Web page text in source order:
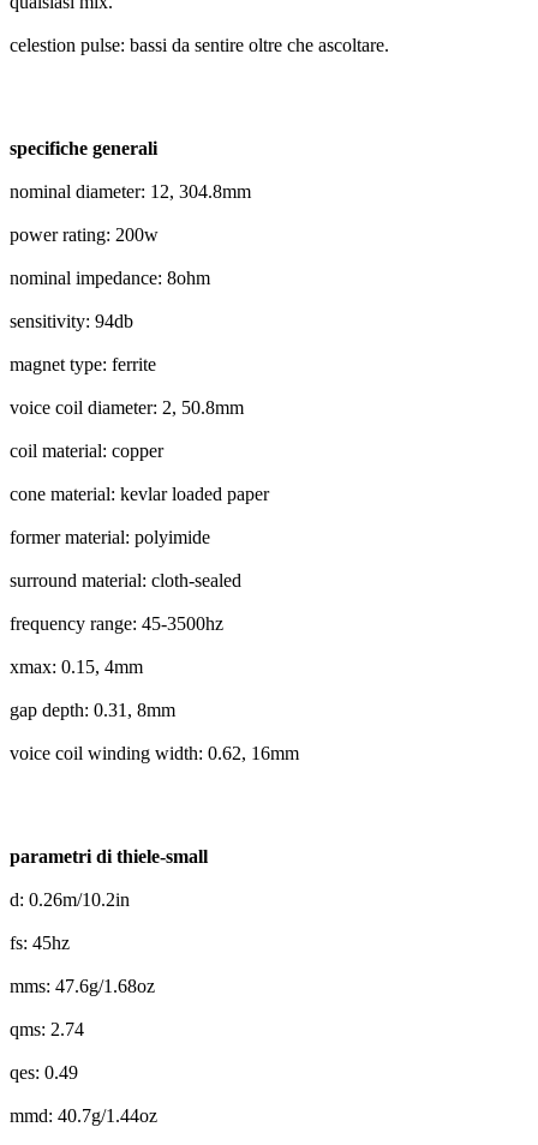
celestion pulse: bassi da sentire oltre che ascoltare.
specifiche generali
nominal diameter: 12, 304.8mm
power rating: 200w
nominal impedance: 8ohm
sensitivity: 94db
magnet type: ferrite
voice coil diameter: 2, 50.8mm
coil material: copper
cone material: kevlar loaded paper
former material: polyimide
surround material: cloth-sealed
frequency range: 45-3500hz
xmax: 0.15, 4mm
gap depth: 0.31, 8mm
voice coil winding width: 0.62, 16mm
parametri di thiele-small
d: 0.26m/10.2in
fs: 45hz
mms: 47.6g/1.68oz
qms: 2.74
qes: 0.49
mmd: 40.7g/1.44oz